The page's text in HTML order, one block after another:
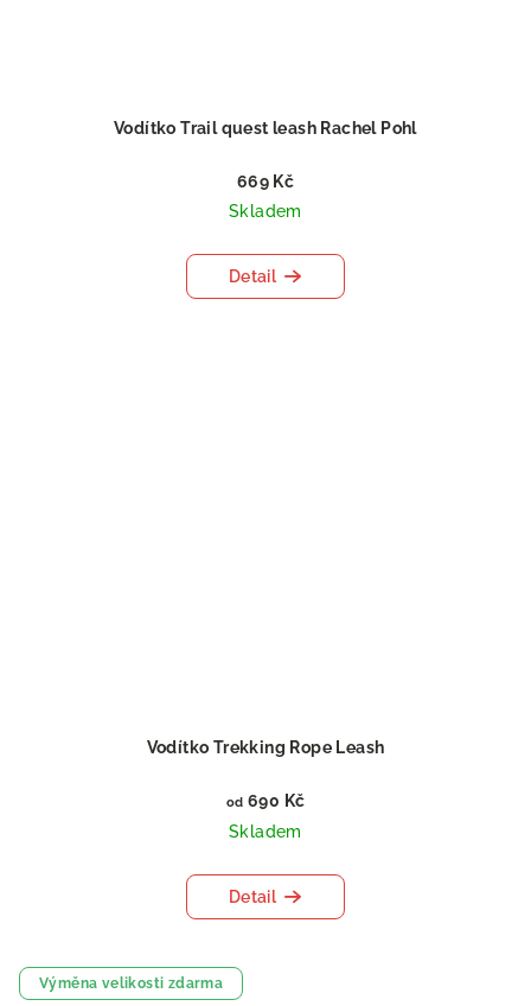
Vodítko Trail quest leash Rachel Pohl
669 Kč
Skladem
Detail
Vodítko Trekking Rope Leash
od 690 Kč
Skladem
Detail
Výměna velikosti zdarma